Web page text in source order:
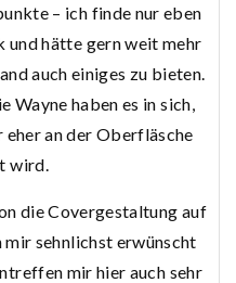
– ich finde nur eben
und hätte gern weit mehr
auch einiges zu bieten.
Wayne haben es in sich,
eher an der Oberfläsche
wird.
die Covergestaltung auf
mir sehnlichst erwünscht
mir hier auch sehr